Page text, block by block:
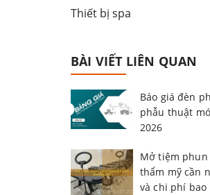
Thiết bị spa
BÀI VIẾT LIÊN QUAN
Báo giá đèn
phẫu thuật
2026
Mở tiệm phun
thẩm mỹ cần
và chi phí bao